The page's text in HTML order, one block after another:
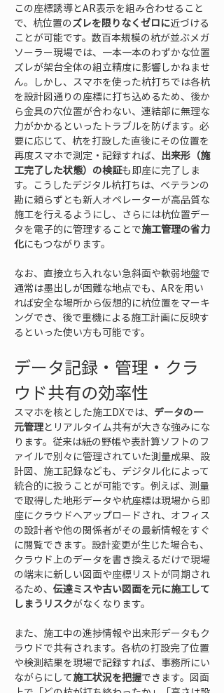
この座標誘導とAR表示を組み合わせること
で、杭位置のズレを限りなくゼロに近づける
ことが可能です。数百本規模の杭が並ぶメガ
ソーラー現場では、一本一本のわずかな位置
ズレが架台全体の組立精度に影響しかねませ
ん。しかし、スマホを使った杭打ちでは各杭
を設計図通りの座標に打ち込めるため、後か
ら金具の穴位置が合わない、連結部に無理な
力がかかるといったトラブルを防げます。必
要に応じて、杭を打設した直後にその位置を
再度スマホで測定・記録すれば、 出来形（施
工完了した状態）の検証も即座に完了しま
す。こうしたデジタル杭打ちは、ベテランの
勘に頼らずとも新人オペレーターが高品質な
施工を行えるようにし、さらには杭位置デー
タを電子的に管理することで施工管理の省力
化にもつながります。
なお、直接立ち入れない急斜面や軟弱地盤で
通常は墨出しが困難な地点でも、ARを用い
れば安全な場所から仮想的に杭位置をマーキ
ングでき、後で重機による施工計画に反映す
るといった使い方も可能です。
データ記録・管理・クラ
ウド共有の効率性
スマホを核とした施工DXでは、 データの一
元管理とリアルタイム共有が大きな強みにな
ります。従来は紙の野帳や表計算ソフトのフ
ァイルで別々に管理されていた測量成果、設
計図、施工記録なども、デジタル化によって
統合的に扱うことが可能です。例えば、測量
で取得した地形データや杭座標は現場から即
座にクラウドへアップロードされ、オフィス
の設計者や他の関係者がその最新情報をすぐ
に閲覧できます。設計変更が生じた場合も、
クラウド上のデータを書き換えるだけで現場
の端末に新しい図面や座標リストが同期され
るため、 伝達ミスや古い図面を元に施工して
しまうリスクがなくなります。
また、施工中の進捗情報や出来形データもク
ラウドで共有されます。各杭の打設完了位置
や検測結果を現場で記録すれば、事務所にい
ながらにして施工状況を把握できます。図面